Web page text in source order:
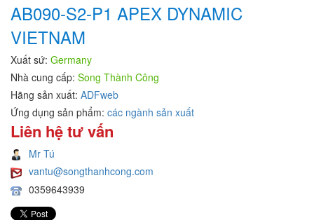
AB090-S2-P1 APEX DYNAMIC
VIETNAM
Xuất sứ: Germany
Nhà cung cấp: Song Thành Công
Hãng sản xuất: ADFweb
Ứng dụng sản phẩm: các ngành sản xuất
Liên hệ tư vấn
Mr Tú
vantu@songthanhcong.com
0359643939